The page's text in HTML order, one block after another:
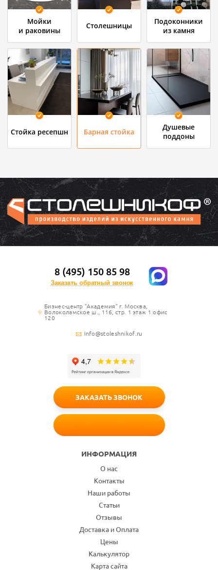
Мойки
и раковины
Столешницы
Подоконники
из камня
Стойка ресепшн Барная стойка
Душевые
поддоны
8 (495) 150 85 98
Заказать обратный звонок
Бизнес-центр "Академия" г. Москва,
Волоколамское ш., 116, стр. 1 этаж 1 офис
120
Info@stoleshnikof.ru
ИНФОРМАЦИЯ
О нас
Контакты
Наши работы
Статьи
Отзывы
Доставка и Оплата
Цены
Калькулятор
Карта сайта
ЗАКАЗАТЬ ЗВОНОК